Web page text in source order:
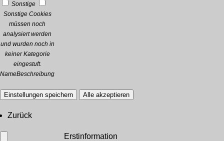
Sonstige
Sonstige Cookies
müssen noch
analysiert werden
und wurden noch in
keiner Kategorie
eingestuft.
NameBeschreibung
Einstellungen speichern Alle akzeptieren
Zurück
Erstinformation